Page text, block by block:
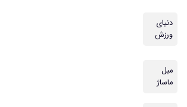
دنیای
ورزش
مبل
ماساژ